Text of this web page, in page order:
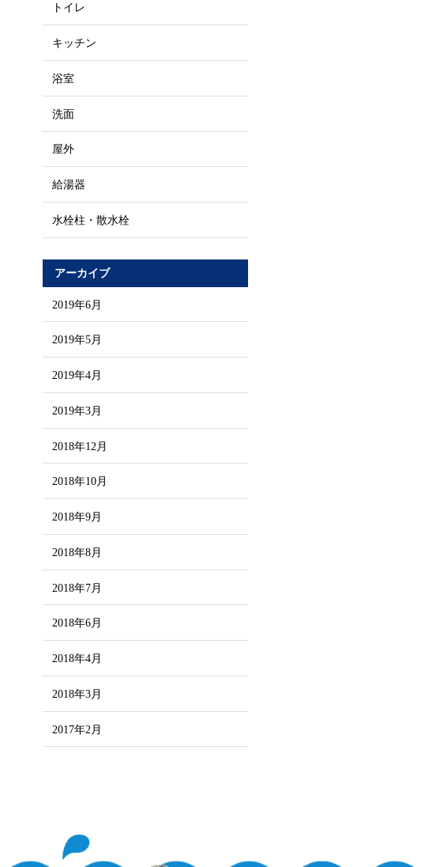
トイレ
キッチン
浴室
洗面
屋外
給湯器
水栓柱・散水栓
アーカイブ
2019年6月
2019年5月
2019年4月
2019年3月
2018年12月
2018年10月
2018年9月
2018年8月
2018年7月
2018年6月
2018年4月
2018年3月
2017年2月